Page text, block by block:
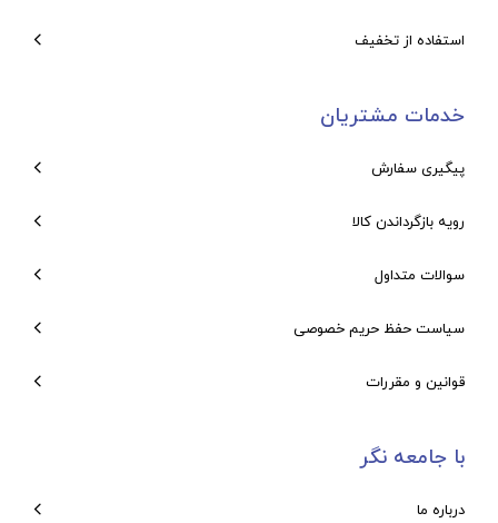
استفاده از تخفیف
خدمات مشتریان
پیگیری سفارش
رویه بازگرداندن کالا
سوالات متداول
سیاست حفظ حریم خصوصی
قوانین و مقررات
با جامعه نگر
درباره ما